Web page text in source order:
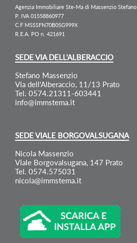
Agenzia Immobiliare Ste-Ma di Massenzio Stefano
P. IVA 01558860977
C.F MSSSFN70B05G999X
R.E.A. PO n. 421691
SEDE VIA DELL'ALBERACCIO
Stefano Massenzio
Via dell'Alberaccio, 11/13 Prato
Tel. 0574.21311-603441
info@immstema.it
SEDE VIALE BORGOVALSUGANA
Nicola Massenzio
Viale Borgovalsugana, 147 Prato
Tel. 0574.575031
nicola@immstema.it